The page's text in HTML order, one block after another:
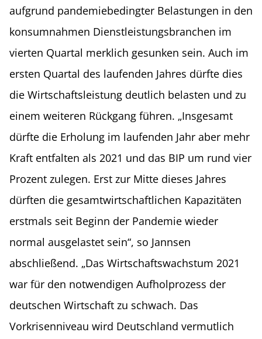
aufgrund pandemiebedingter Belastungen in den
konsumnahmen Dienstleistungsbranchen im
vierten Quartal merklich gesunken sein. Auch im
ersten Quartal des laufenden Jahres dürfte dies
die Wirtschaftsleistung deutlich belasten und zu
einem weiteren Rückgang führen. „Insgesamt
dürfte die Erholung im laufenden Jahr aber mehr
Kraft entfalten als 2021 und das BIP um rund vier
Prozent zulegen. Erst zur Mitte dieses Jahres
dürften die gesamtwirtschaftlichen Kapazitäten
erstmals seit Beginn der Pandemie wieder
normal ausgelastet sein“, so Jannsen
abschließend. „Das Wirtschaftswachstum 2021
war für den notwendigen Aufholprozess der
deutschen Wirtschaft zu schwach. Das
Vorkrisenniveau wird Deutschland vermutlich